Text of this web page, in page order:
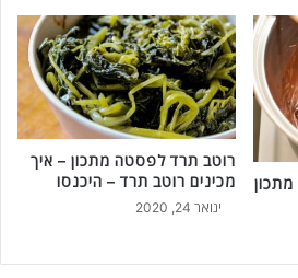
מתכון
רוטב תרד לפסטה מתכון – איך
מכינים רוטב תרד – היכנסו
ינואר 24, 2020